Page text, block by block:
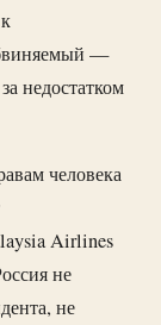
—
недостатком
человека
Airlines
не
не